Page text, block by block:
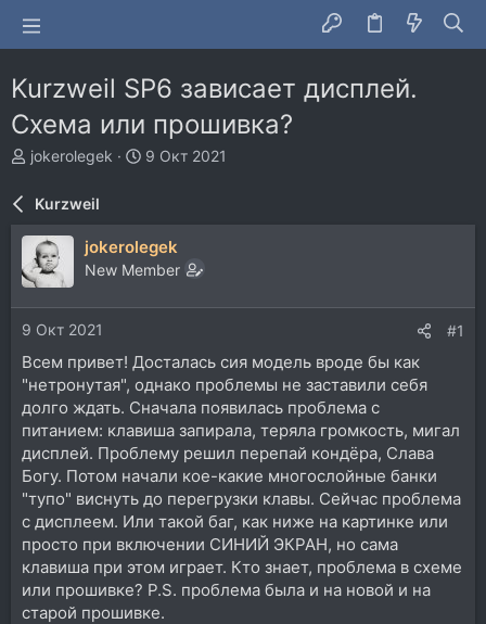
Kurzweil SP6 зависает дисплей.
Схема или прошивка?
А
т
р
т
е
jokerolegek
Д
а
ч
9 Окт 2021
Kurzweil
jokerolegek
New Member
9 Окт 2021 #1
Всем привет! Досталась сия модель вроде бы как
"нетронутая", однако проблемы не заставили себя
долго ждать. Сначала появилась проблема с
питанием: клавиша запирала, теряла громкость, мигал
дисплей. Проблему решил перепай кондёра, Слава
Богу. Потом начали кое-какие многослойные банки
"тупо" виснуть до перегрузки клавы. Сейчас проблема
с дисплеем. Или такой баг, как ниже на картинке или
просто при включении СИНИЙ ЭКРАН, но сама
клавиша при этом играет. Кто знает, проблема в схеме
или прошивке? P.S. проблема была и на новой и на
старой прошивке.